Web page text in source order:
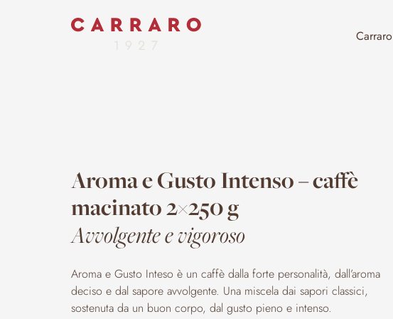
Carraro
Aroma e Gusto Intenso – caffè
macinato 2×250 g
Avvolgente e vigoroso
Aroma e Gusto Inteso è un caffè dalla forte personalità, dall’aroma
deciso e dal sapore avvolgente. Una miscela dai sapori classici,
sostenuta da un buon corpo, dal gusto pieno e intenso.